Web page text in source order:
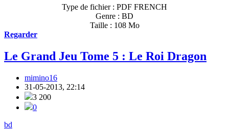
Type de fichier : PDF FRENCH
Genre : BD
Taille : 108 Mo
Regarder
Le Grand Jeu Tome 5 : Le Roi Dragon
mimino16
31-05-2013, 22:14
3 200
0
bd